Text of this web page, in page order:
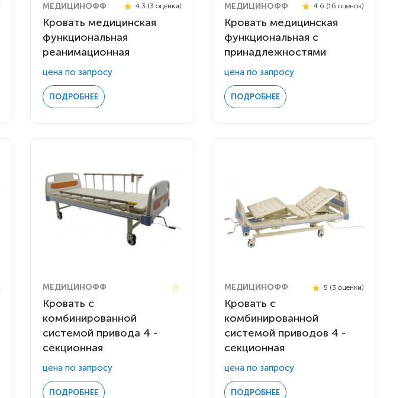
МЕДИЦИНОФФ 4.3 (3 оценки)
Кровать медицинская
функциональная
реанимационная
цена по запросу
ПОДРОБНЕЕ
МЕДИЦИНОФФ 4.6 (16 оценок)
Кровать медицинская
функциональная с
принадлежностями
цена по запросу
ПОДРОБНЕЕ
МЕДИЦИНОФФ
Кровать с
комбинированной
системой привода 4 -
секционная
цена по запросу
ПОДРОБНЕЕ
МЕДИЦИНОФФ 5 (3 оценки)
Кровать с
комбинированной
системой приводов 4 -
секционная
цена по запросу
ПОДРОБНЕЕ